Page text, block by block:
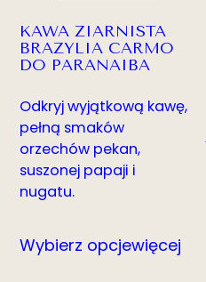
KAWA ZIARNISTA
BRAZYLIA CARMO
DO PARANAIBA
Odkryj wyjątkową kawę,
pełną smaków
orzechów pekan,
suszonej papaji i
nugatu.
Wybierz opcjewięcej